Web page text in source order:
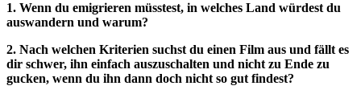
1. Wenn du emigrieren müsstest, in welches Land würdest du
auswandern und warum?
2. Nach welchen Kriterien suchst du einen Film aus und fällt es
dir schwer, ihn einfach auszuschalten und nicht zu Ende zu
gucken, wenn du ihn dann doch nicht so gut findest?